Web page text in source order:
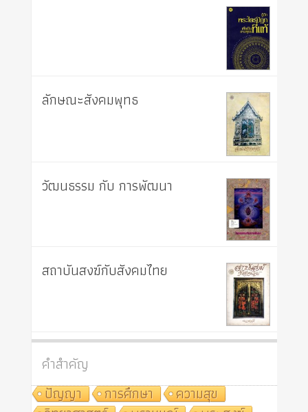
ลักษณะสังคมพุทธ
วัฒนธรรม กับ การพัฒนา
สถาบันสงฆ์กับสังคมไทย
คำสำคัญ
ปัญญา
การศึกษา
ความสุข